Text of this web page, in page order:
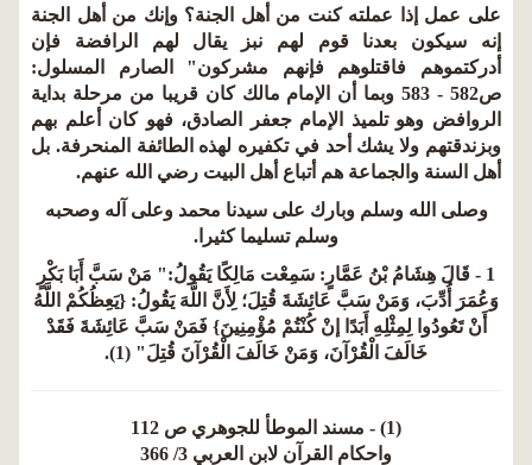
على عمل إذا عملته كنت من أهل الجنة؟ وإنك من أهل الجنة
إنه سيكون بعدنا قوم لهم نبز يقال لهم الرافضة فإن
أدركتموهم فاقتلوهم فإنهم مشركون" الصارم المسلول:
ص582 - 583 وبما أن الإمام مالك كان قريبا من مرحلة بداية
الروافض وهو تلميذ الإمام جعفر الصادق، فهو كان أعلم بهم
وبزندقتهم ولا يشك أحد في تكفيره لهذه الطائفة المنحرفة. بل
أهل السنة والجماعة هم أتباع أهل البيت رضي الله عنهم.
وصلى الله وسلم وبارك على سيدنا محمد وعلى آله وصحبه
وسلم تسليما كثيرا.
1 - قَالَ هِشَامُ بْنُ عَمَّارٍ: سَمِعْت مَالِكًا يَقُولُ:" مَنْ سَبَّ أَبَا بَكْرٍ
وَعُمَرَ أُدِّبَ، وَمَنْ سَبَّ عَائِشَةَ قُتِلَ؛ لِأَنَّ اللَّهَ يَقُولُ: {يَعِظُكُمْ اللَّهُ
أَنْ تَعُودُوا لِمِثْلِهِ أَبَدًا إنْ كُنْتُمْ مُؤْمِنِينَ} فَمَنْ سَبَّ عَائِشَةَ فَقَدْ
خَالَفَ الْقُرْآنَ، وَمَنْ خَالَفَ الْقُرْآنَ قُتِلَ" (1).
(1) - مسند الموطأ للجوهري ص 112
واحكام القرآن لابن العربي 3/ 366